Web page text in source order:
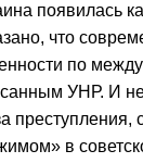
появилась
что
по
УНР. И
в